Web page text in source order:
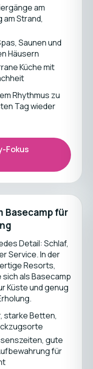
am
Strand,
Saunen und
Häusern
Küche mit
Rhythmus zu
Tag wieder
Fokus
Basecamp für
Detail: Schlaf,
Service. In der
Resorts,
als Basecamp
Küste und genug
starke Betten,
gute
für